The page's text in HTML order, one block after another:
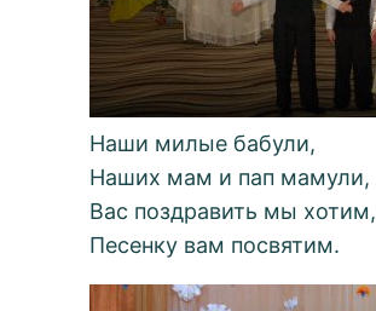
Наши милые бабули,
Наших мам и пап мамули,
Вас поздравить мы хотим,
Песенку вам посвятим.